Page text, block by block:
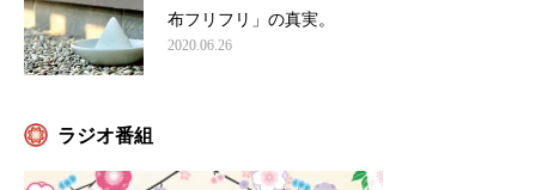
布フリフリ」の真実。
2020.06.26
ラジオ番組